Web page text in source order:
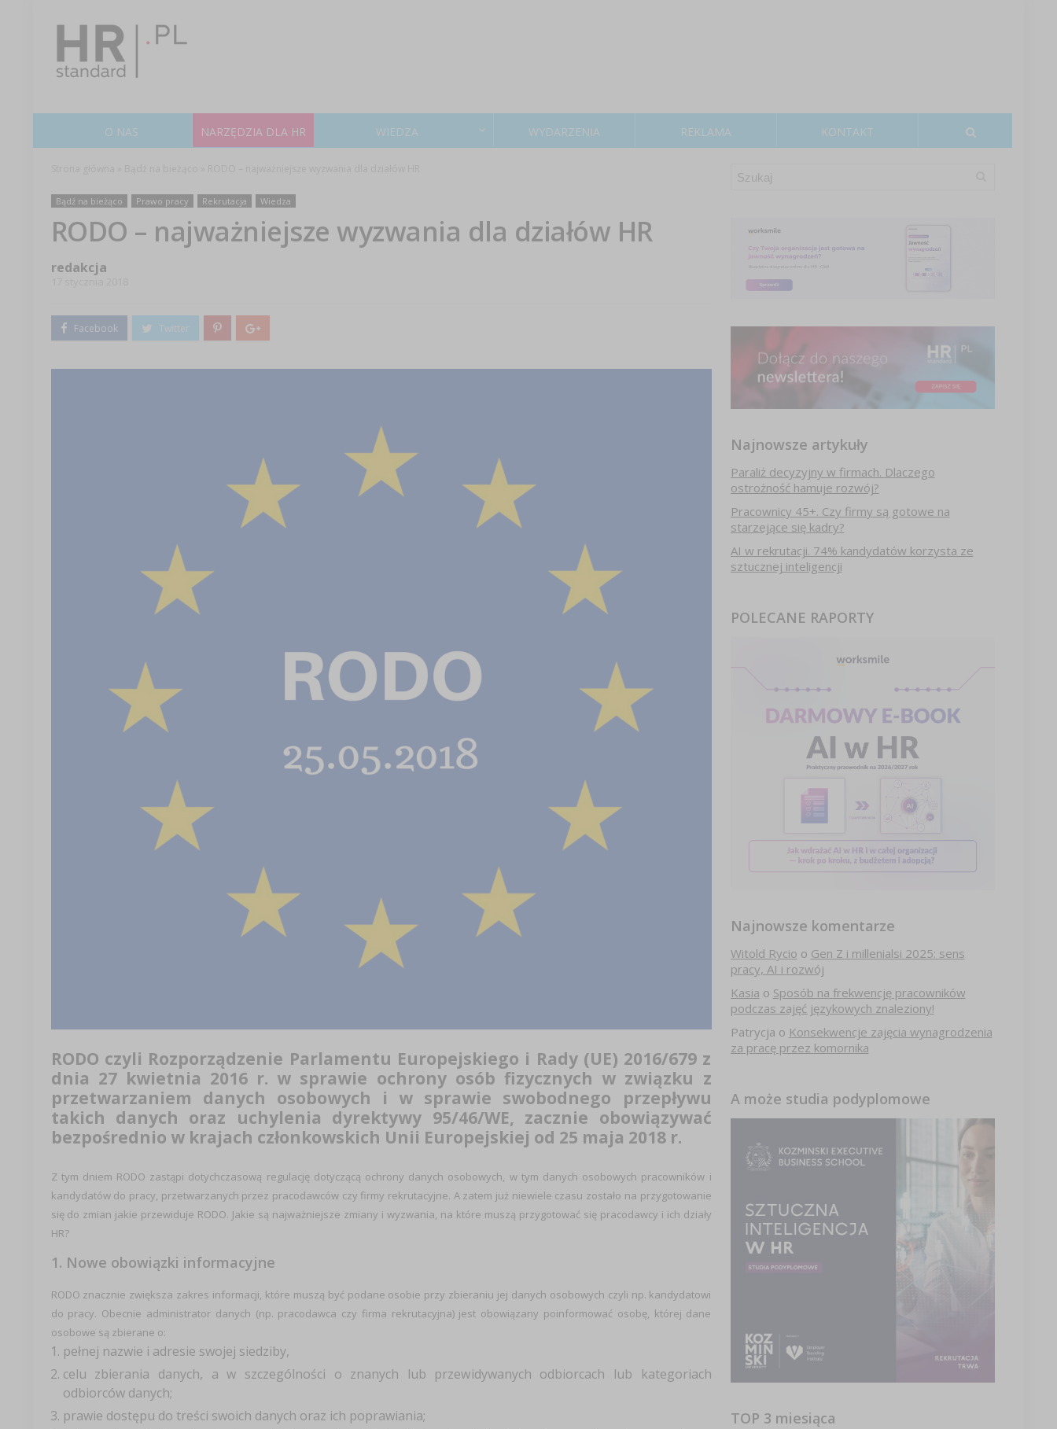
O NAS NARZĘDZIA DLA HR WIEDZA WYDARZENIA REKLAMA KONTAKT
Bądź na bieżąco Prawo pracy Rekrutacja Wiedza
RODO – najważniejsze wyzwania dla działów HR
redakcja
RODO czyli Rozporządzenie Parlamentu Europejskiego i Rady (UE) 2016/679 z
dnia 27 kwietnia 2016 r. w sprawie ochrony osób fizycznych w związku z
przetwarzaniem danych osobowych i w sprawie swobodnego przepływu
takich danych oraz uchylenia dyrektywy 95/46/WE, zacznie obowiązywać
bezpośrednio w krajach członkowskich Unii Europejskiej od 25 maja 2018 r.
Z tym dniem RODO zastąpi dotychczasową regulację dotyczącą ochrony danych osobowych, w tym danych osobowych pracowników i
kandydatów do pracy, przetwarzanych przez pracodawców czy firmy rekrutacyjne. A zatem już niewiele czasu zostało na przygotowanie
się do zmian jakie przewiduje RODO. Jakie są najważniejsze zmiany i wyzwania, na które muszą przygotować się pracodawcy i ich działy
HR?
1. Nowe obowiązki informacyjne
RODO znacznie zwiększa zakres informacji, które muszą być podane osobie przy zbieraniu jej danych osobowych czyli np. kandydatowi
do pracy. Obecnie administrator danych (np. pracodawca czy firma rekrutacyjna) jest obowiązany poinformować osobę, której dane
osobowe są zbierane o:
pełnej nazwie i adresie swojej siedziby,
celu zbierania danych, a w szczególności o znanych lub przewidywanych odbiorcach lub kategoriach
odbiorców danych;
prawie dostępu do treści swoich danych oraz ich poprawiania;
Najnowsze artykuły
Paraliż decyzyjny w firmach. Dlaczego
ostrożność hamuje rozwój?
Pracownicy 45+. Czy firmy są gotowe na
starzejące się kadry?
AI w rekrutacji. 74% kandydatów korzysta ze
sztucznej inteligencji
POLECANE RAPORTY
Najnowsze komentarze
Witold Rycio o Gen Z i millenialsi 2025: sens
pracy, AI i rozwój
Kasia o Sposób na frekwencję pracowników
podczas zajęć językowych znaleziony!
Patrycja o Konsekwencje zajęcia wynagrodzenia
za pracę przez komornika
A może studia podyplomowe
TOP 3 miesiąca